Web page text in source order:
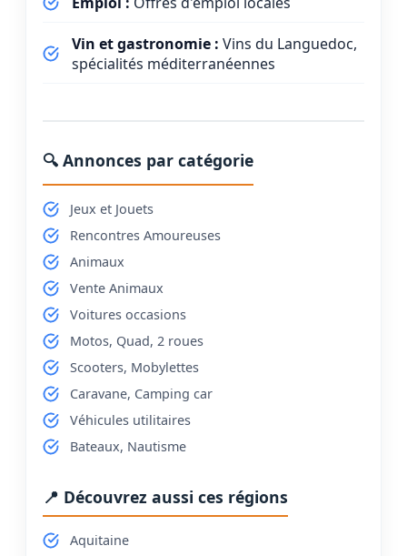
Vin et gastronomie : Vins du Languedoc,
spécialités méditerranéennes
🔍 Annonces par catégorie
Jeux et Jouets
Rencontres Amoureuses
Animaux
Vente Animaux
Voitures occasions
Motos, Quad, 2 roues
Scooters, Mobylettes
Caravane, Camping car
Véhicules utilitaires
Bateaux, Nautisme
📍 Découvrez aussi ces régions
Aquitaine